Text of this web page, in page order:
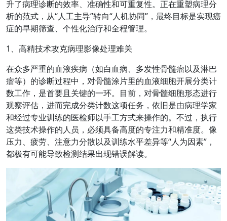
升了病理诊断的效率、准确性和可重复性。正在重塑病理分
析的范式，从“人工主导”转向“人机协同”，最终目标是实现癌
症的早期筛查、个性化治疗和全程管理。
1、高精技术攻克病理影像处理难关
在众多严重的血液疾病（如白血病、多发性骨髓瘤以及淋巴
瘤等）的诊断过程中，对骨髓涂片里的血液细胞开展分类计
数工作，是首要且关键的一环。目前，对骨髓细胞形态进行
观察评估，进而完成分类计数这项任务，依旧是由病理学家
和经过专业训练的医检师以手工方式来操作的。不过，执行
这类技术操作的人员，必须具备高度的专注力和精准度。像
压力、疲劳、注意力分散以及训练水平差异等“人为因素”，
都极有可能导致检测结果出现错误解读。